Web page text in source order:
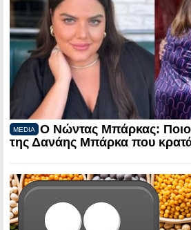
MEDIA
Ο Νώντας Μπάρκας:
της Δανάης Μπάρκα που